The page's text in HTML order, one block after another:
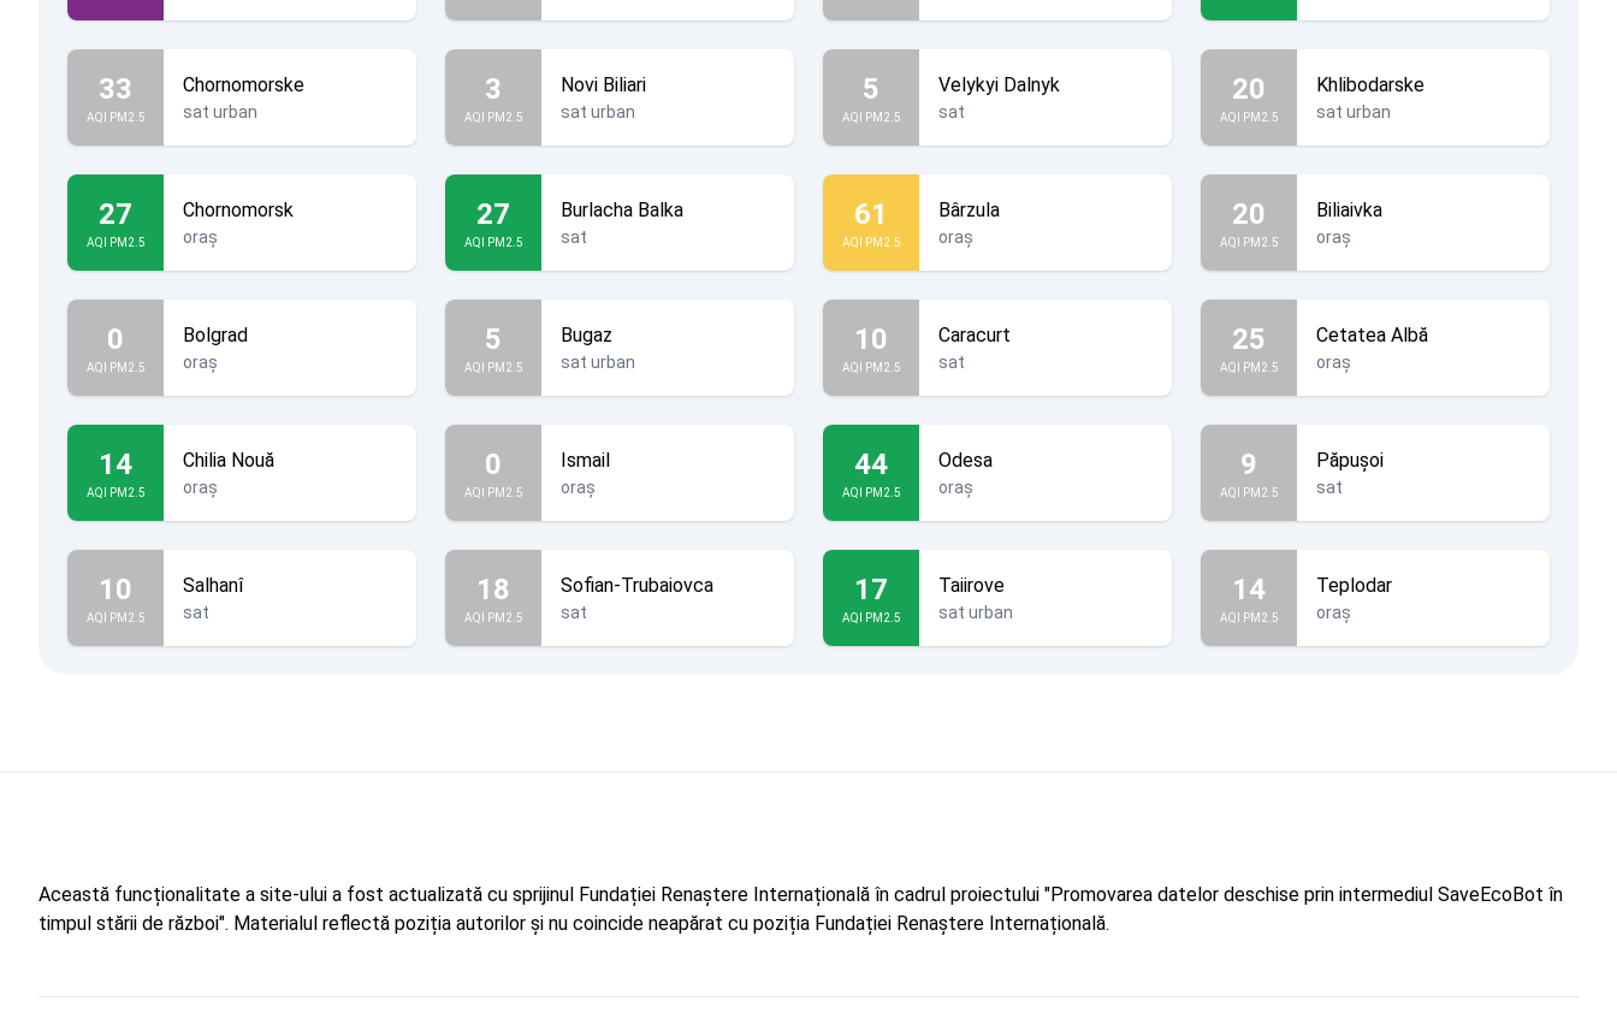
33
AQI PM2.5
Chornomorske
sat urban
3
AQI PM2.5
Novi Biliari
sat urban
5
AQI PM2.5
Velykyi Dalnyk
sat
20
AQI PM2.5
Khlibodarske
sat urban
27
AQI PM2.5
Chornomorsk
oraș
27
AQI PM2.5
Burlacha Balka
sat
61
AQI PM2.5
Bârzula
oraș
20
AQI PM2.5
Biliaivka
oraș
0
AQI PM2.5
Bolgrad
oraș
5
AQI PM2.5
Bugaz
sat urban
10
AQI PM2.5
Caracurt
sat
25
AQI PM2.5
Cetatea Albă
oraș
14
AQI PM2.5
Chilia Nouă
oraș
0
AQI PM2.5
Ismail
oraș
44
AQI PM2.5
Odesa
oraș
9
AQI PM2.5
Păpușoi
sat
10
AQI PM2.5
Salhanî
sat
18
AQI PM2.5
Sofian-Trubaiovca
sat
17
AQI PM2.5
Taiirove
sat urban
14
AQI PM2.5
Teplodar
oraș
Această funcționalitate a site-ului a fost actualizată cu sprijinul Fundației Renaștere Internațională în cadrul proiectului "Promovarea datelor deschise prin intermediul SaveEcoBot în
timpul stării de război". Materialul reflectă poziția autorilor și nu coincide neapărat cu poziția Fundației Renaștere Internațională.